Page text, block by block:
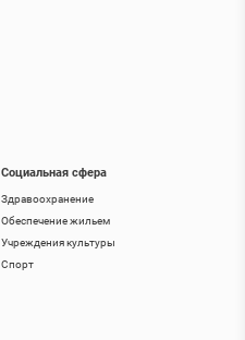
Социальная сфера
Здравоохранение
Обеспечение жильем
Учреждения культуры
Спорт